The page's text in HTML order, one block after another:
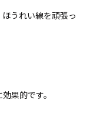
うれい線を頑張っ
果的です。